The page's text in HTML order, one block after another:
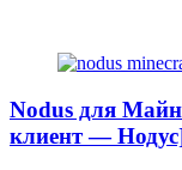
Nodus для
клиент —